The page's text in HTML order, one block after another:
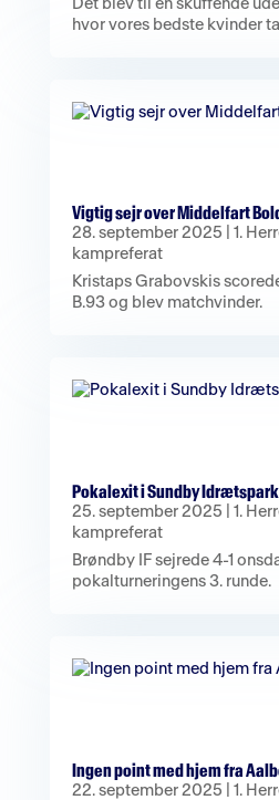
Det blev til en skuffende
hvor vores bedste kvinder
Vigtig sejr over Middelfart
28. september 2025 1.
kampreferat
Kristaps Grabovskis
B.93 og blev matchvinder.
Pokalexit i Sundby Idrætspark
25. september 2025 1.
kampreferat
Brøndby IF sejrede 4-1
pokalturneringens 3. runde.
Ingen point med hjem fra
22. september 2025 1.